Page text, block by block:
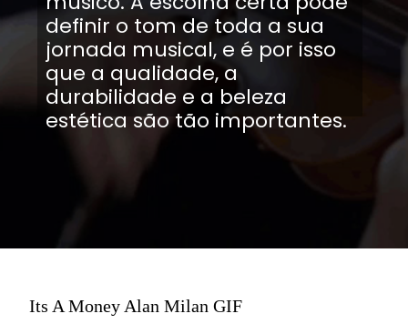
definir o tom de toda a sua
jornada musical, e é por isso
que a qualidade, a
durabilidade e a beleza
estética são tão importantes.
Its A Money Alan Milan GIF